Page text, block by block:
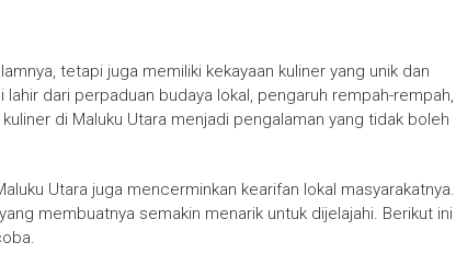
tetapi juga memiliki kekayaan kuliner yang unik dan
dari perpaduan budaya lokal, pengaruh rempah-rempah,
di Maluku Utara menjadi pengalaman yang tidak boleh
Utara juga mencerminkan kearifan lokal masyarakatnya.
membuatnya semakin menarik untuk dijelajahi. Berikut ini